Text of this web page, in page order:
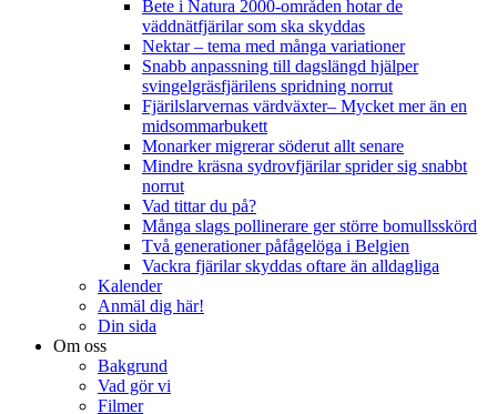
Bete i Natura 2000-områden hotar de
väddnätfjärilar som ska skyddas
Nektar – tema med många variationer
Snabb anpassning till dagslängd hjälper
svingelgräsfjärilens spridning norrut
Fjärilslarvernas värdväxter– Mycket mer än en
midsommarbukett
Monarker migrerar söderut allt senare
Mindre kräsna sydrovfjärilar sprider sig snabbt
norrut
Vad tittar du på?
Många slags pollinerare ger större bomullsskörd
Två generationer påfågelöga i Belgien
Vackra fjärilar skyddas oftare än alldagliga
Kalender
Anmäl dig här!
Din sida
Om oss
Bakgrund
Vad gör vi
Filmer